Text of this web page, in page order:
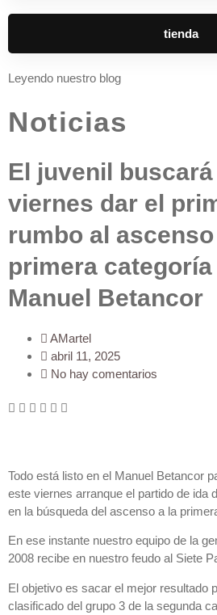
tienda
Leyendo nuestro blog
Noticias
El juvenil
viernes dar el
rumbo al
primera categoría
Manuel Betancor
AMartel
abril 11, 2025
No hay comentarios
Todo está listo en el Manuel Betancor
este viernes arranque el partido de ida
en la búsqueda del ascenso a la
En ese instante nuestro equipo de la
2008 recibe en nuestro feudo al Siete
El objetivo es sacar el mejor resultado
clasificado del grupo 3 de la segunda